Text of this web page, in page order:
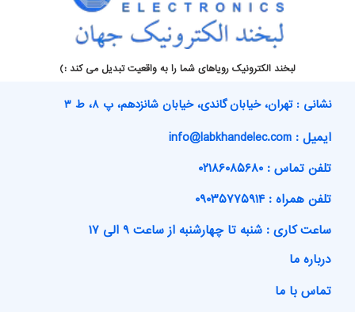
لبخند الکترونیک رویاهای شما را به واقعیت تبدیل می کند :)
نشانی : تهران، خیابان گاندی، خیابان شانزدهم، پ ۸، ط ۳
ایمیل : info@labkhandelec.com
تلفن تماس : ۰۲۱۸۶۰۸۵۶۸۰
تلفن همراه : ۰۹۰۳۵۷۷۵۹۱۴
ساعت کاری : شنبه تا چهارشنبه از ساعت ۹ الی ۱۷
درباره ما
تماس با ما